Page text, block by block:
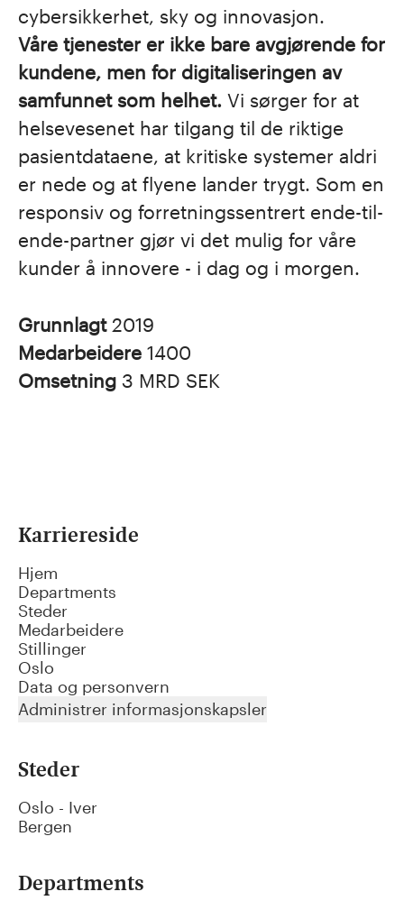
cybersikkerhet, sky og innovasjon.
Våre tjenester er ikke bare avgjørende for
kundene, men for digitaliseringen av
samfunnet som helhet. Vi sørger for at
helsevesenet har tilgang til de riktige
pasientdataene, at kritiske systemer aldri
er nede og at flyene lander trygt. Som en
responsiv og forretningssentrert ende-til-
ende-partner gjør vi det mulig for våre
kunder å innovere - i dag og i morgen.
Grunnlagt 2019
Medarbeidere 1400
Omsetning 3 MRD SEK
Karriereside
Hjem
Departments
Steder
Medarbeidere
Stillinger
Oslo
Data og personvern
Administrer informasjonskapsler
Steder
Oslo - Iver
Bergen
Departments